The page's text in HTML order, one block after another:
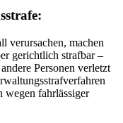
verursachen, machen
gerichtlich strafbar –
Personen verletzt
wegen fahrlässiger